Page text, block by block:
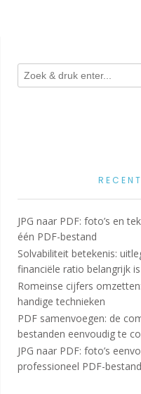
JPG naar PDF: foto’s en
één PDF-bestand
Solvabiliteit betekenis:
financiële ratio belangrijk is
Romeinse cijfers
handige technieken
PDF samenvoegen: de
bestanden eenvoudig te
JPG naar PDF: foto’s
professioneel PDF-bestand